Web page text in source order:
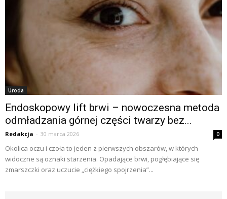
Uroda
Endoskopowy lift brwi – nowoczesna metoda
odmładzania górnej części twarzy bez...
Redakcja - 30 marca 2026 0
Okolica oczu i czoła to jeden z pierwszych obszarów, w których
widoczne są oznaki starzenia. Opadające brwi, pogłębiające się
zmarszczki oraz uczucie „ciężkiego spojrzenia”...